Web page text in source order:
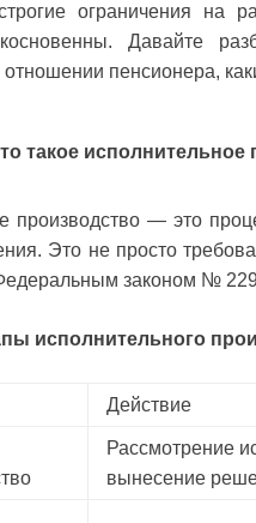
ограничения на
Давайте
пенсионера,
такое исполнительное
производство — это
Это не просто
законом №
исполнительного
Действие
Рассмотрение
вынесение